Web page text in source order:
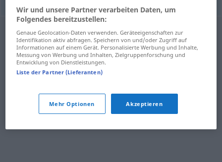
Wir und unsere Partner verarbeiten Daten, um
Folgendes bereitzustellen:
Genaue Geolocation-Daten verwenden. Geräteeigenschaften zur
Identifikation aktiv abfragen. Speichern von und/oder Zugriff auf
Informationen auf einem Gerät. Personalisierte Werbung und Inhalte,
Messung von Werbung und Inhalten, Zielgruppenforschung und
Entwicklung von Dienstleistungen.
Liste der Partner (Lieferanten)
Mehr Optionen Akzeptieren